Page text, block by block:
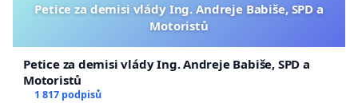
Petice za demisi vlády Ing. Andreje Babiše, SPD a
Motoristů
Petice za demisi vlády Ing. Andreje Babiše, SPD a
Motoristů
1 817 podpisů